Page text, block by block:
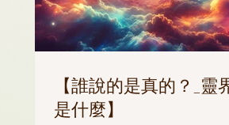
【誰說的是真的？_靈
是什麼】